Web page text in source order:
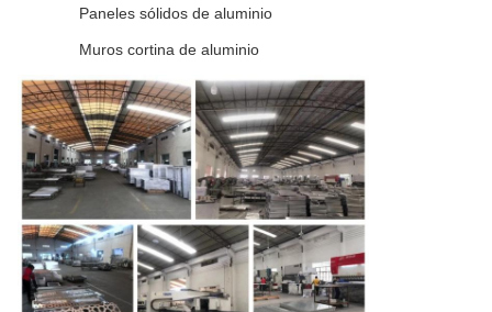
Paneles sólidos de aluminio
Muros cortina de aluminio